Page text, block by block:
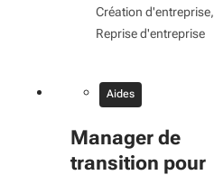
proximité
Création d'entreprise
Reprise d'entreprise
Aides
Manager de
transition pour